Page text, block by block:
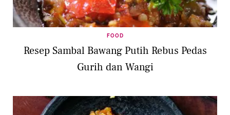
FOOD
Resep Sambal Bawang Putih Rebus Pedas
Gurih dan Wangi